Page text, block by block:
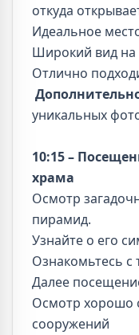
откуда
Идеальное
Широкий вид
Отлично
уникальных
10:15 –
храма
Осмотр
пирамид.
Узнайте о его
Ознакомьтесь с
Далее
Осмотр хорошо
сооружений